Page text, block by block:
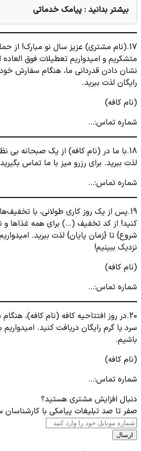
بیشتر بدانید : پیامک خدماتی
17.(نام مشتری) عزیز سال نو مبارک! از
متشکریم و امیدواریم تعطیلات فوق
نشان دادن قدردانی ما، هنگام سفارش
رایگان لذت ببرید.
(نام کافه)
شماره تماس:…
18.با ما در (نام کافه) از یک صبحانه بی
لذت ببرید. برای رزرو میز با ما تماس
شماره تماس:…
19.پس از یک روز کاری طولانی، با
کنید! از کد تخفیف (…) برای همه غذاها و
شروع} تا {زمان پایان} لذت ببرید.
نزدیک ببینیم!
(نام کافه)
شماره تماس:…
20.در روز افتتاحیه کافه (نام کافه)،
سرد یا گرم رایگان دریافت کنید.
باشیم.
(نام کافه)
شماره تماس:…
دنبال افزایش مشتری هستید؟
صفر تا صد تبلیغات پیامکی با کارشناسان
ارسال